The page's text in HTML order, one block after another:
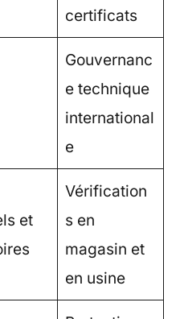
certificats
Gouvernanc
e technique
international
e
et
Vérification
s en
magasin et
en usine